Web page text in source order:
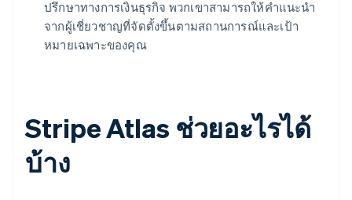
ปรึกษาทางการเงินธุรกิจ พวกเขาสามารถให้คำแนะนำ
จากผู้เชี่ยวชาญที่จัดตั้งขึ้นตามสถานการณ์และเป้า
หมายเฉพาะของคุณ
Stripe Atlas ช่วยอะไรได้
บ้าง